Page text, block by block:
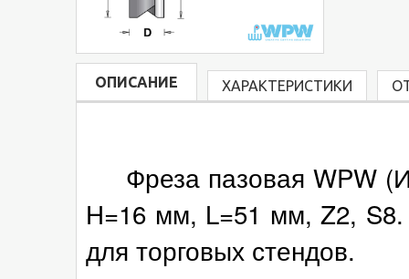
ОПИСАНИЕ ХАРАКТЕРИСТИКИ
Фреза пазовая WPW
H=16 мм, L=51 мм, Z2, S8.
для торговых стендов.